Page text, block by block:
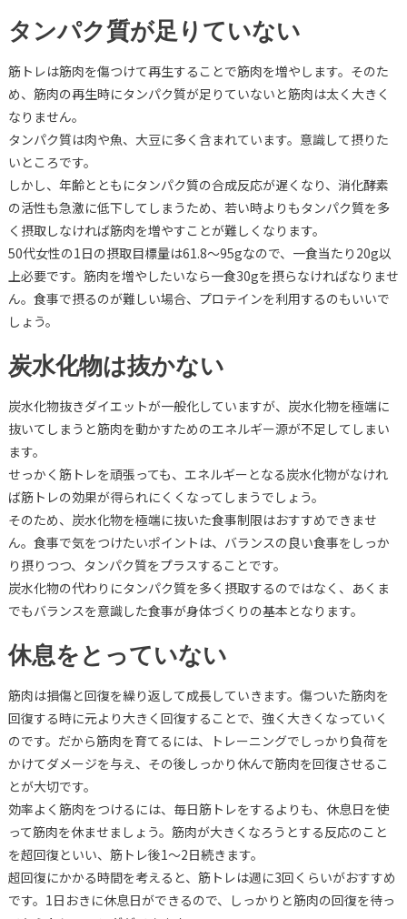
タンパク質が足りていない
筋トレは筋肉を傷つけて再生することで筋肉を増やします。そのた
め、筋肉の再生時にタンパク質が足りていないと筋肉は太く大きく
なりません。
タンパク質は肉や魚、大豆に多く含まれています。意識して摂りた
いところです。
しかし、年齢とともにタンパク質の合成反応が遅くなり、消化酵素
の活性も急激に低下してしまうため、若い時よりもタンパク質を多
く摂取しなければ筋肉を増やすことが難しくなります。
50代女性の1日の摂取目標量は61.8～95gなので、一食当たり20g以
上必要です。筋肉を増やしたいなら一食30gを摂らなければなりませ
ん。食事で摂るのが難しい場合、プロテインを利用するのもいいで
しょう。
炭水化物は抜かない
炭水化物抜きダイエットが一般化していますが、炭水化物を極端に
抜いてしまうと筋肉を動かすためのエネルギー源が不足してしまい
ます。
せっかく筋トレを頑張っても、エネルギーとなる炭水化物がなけれ
ば筋トレの効果が得られにくくなってしまうでしょう。
そのため、炭水化物を極端に抜いた食事制限はおすすめできませ
ん。食事で気をつけたいポイントは、バランスの良い食事をしっか
り摂りつつ、タンパク質をプラスすることです。
炭水化物の代わりにタンパク質を多く摂取するのではなく、あくま
でもバランスを意識した食事が身体づくりの基本となります。
休息をとっていない
筋肉は損傷と回復を繰り返して成長していきます。傷ついた筋肉を
回復する時に元より大きく回復することで、強く大きくなっていく
のです。だから筋肉を育てるには、トレーニングでしっかり負荷を
かけてダメージを与え、その後しっかり休んで筋肉を回復させるこ
とが大切です。
効率よく筋肉をつけるには、毎日筋トレをするよりも、休息日を使
って筋肉を休ませましょう。筋肉が大きくなろうとする反応のこと
を超回復といい、筋トレ後1～2日続きます。
超回復にかかる時間を考えると、筋トレは週に3回くらいがおすすめ
です。1日おきに休息日ができるので、しっかりと筋肉の回復を待っ